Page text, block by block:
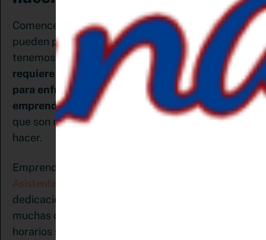
Comencemos por decir algunas verdades que
pueden parecer un poco incómodas: No todos
tenemos madera de emprendedores.Se
requiere una buena dosis de pasión y entrega
para enfrentar todos los retos que implica
emprender, por eso, debes ser consciente de
que son muchos los sacrificios que tendrás que
hacer.
Emprender un negocio como
Asistente virtual Pinterest
dedicación y es mejor que tengas presente que
muchas cosas en tu vida pueden cambiar, los
horarios se modificarán y los fines de semana